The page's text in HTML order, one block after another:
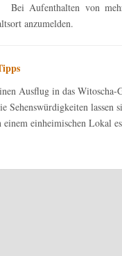
Bei Aufenthalten von
anzumelden.
Ausflug in das Witoscha-
Sehenswürdigkeiten lassen
einem einheimischen Lokal